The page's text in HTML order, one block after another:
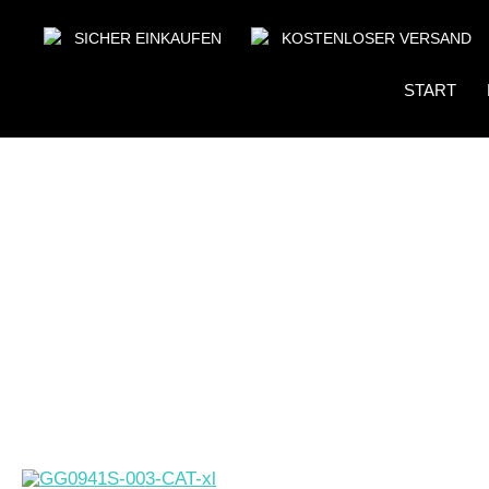
SICHER EINKAUFEN KOSTENLOSER VERSAND
START